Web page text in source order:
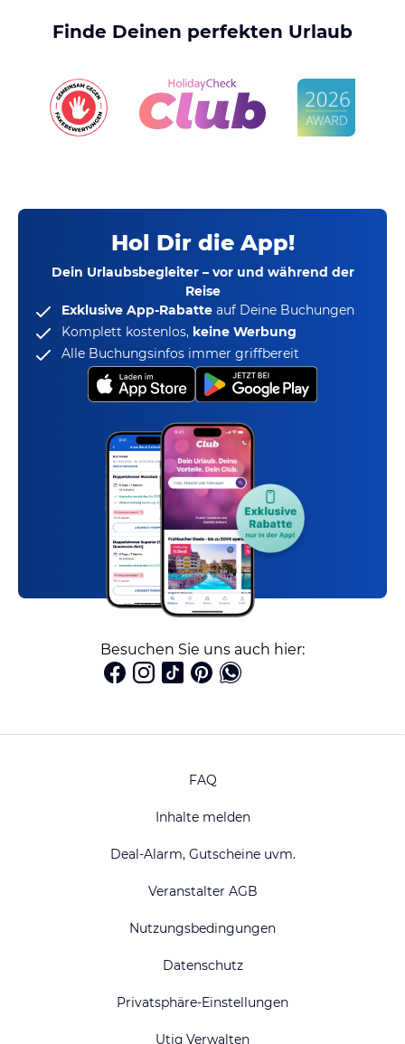
Finde Deinen perfekten Urlaub
Hol Dir die App!
Dein Urlaubsbegleiter – vor und während der
Reise
Exklusive App-Rabatte auf Deine Buchungen
Komplett kostenlos, keine Werbung
Alle Buchungsinfos immer griffbereit
Besuchen Sie uns auch hier:
FAQ
Inhalte melden
Deal-Alarm, Gutscheine uvm.
Veranstalter AGB
Nutzungsbedingungen
Datenschutz
Privatsphäre-Einstellungen
Utiq Verwalten